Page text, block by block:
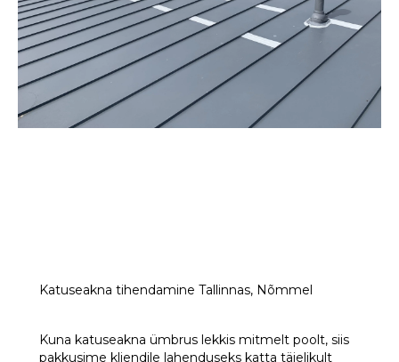
Katuseakna tihendamine Tallinnas, Nõmmel
Kuna katuseakna ümbrus lekkis mitmelt poolt, siis
pakkusime kliendile lahenduseks katta täielikult